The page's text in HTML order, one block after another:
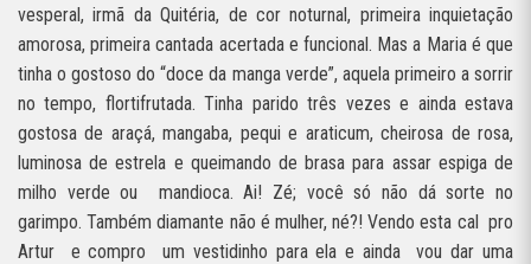
vesperal, irmã da Quitéria, de cor noturnal, primeira inquietação
amorosa, primeira cantada acertada e funcional. Mas a Maria é que
tinha o gostoso do “doce da manga verde”, aquela primeiro a sorrir
no tempo, flortifrutada. Tinha parido três vezes e ainda estava
gostosa de araçá, mangaba, pequi e araticum, cheirosa de rosa,
luminosa de estrela e queimando de brasa para assar espiga de
milho verde ou
mandioca. Ai! Zé; você só não dá sorte no
garimpo. Também diamante não é mulher, né?! Vendo esta cal pro
Artur
e compro um vestidinho para ela e ainda
vou dar uma